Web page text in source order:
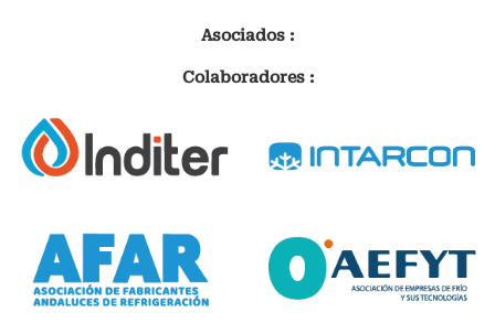
Asociados :
Colaboradores :